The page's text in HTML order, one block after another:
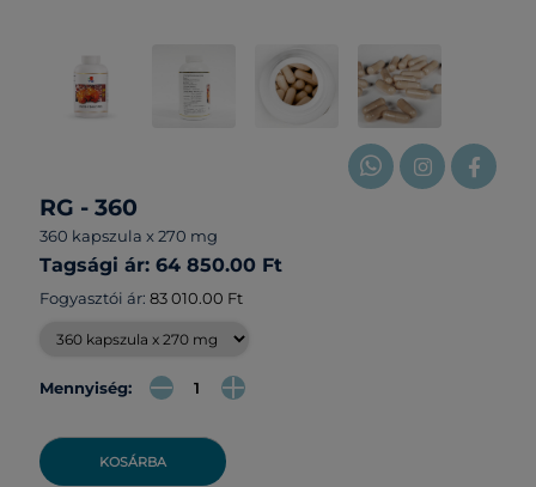
RG - 360
360 kapszula x 270 mg
Tagsági ár: 64 850.00 Ft
Fogyasztói ár: 83 010.00 Ft
Mennyiség:
KOSÁRBA